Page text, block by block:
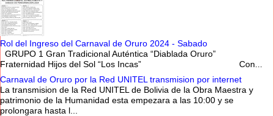
Rol del Ingreso del Carnaval de Oruro 2024 - Sabado
GRUPO 1 Gran Tradicional Auténtica “Diablada Oruro”
Fraternidad Hijos del Sol “Los Incas” Con...
Carnaval de Oruro por la Red UNITEL transmision por internet
La transmision de la Red UNITEL de Bolivia de la Obra Maestra y
patrimonio de la Humanidad esta empezara a las 10:00 y se
prolongara hasta l...